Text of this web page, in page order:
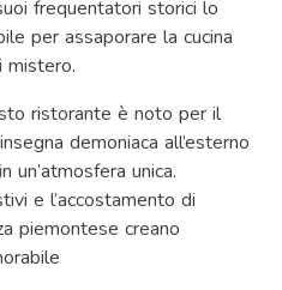
frequentatori storici lo
per assaporare la cucina
mistero.
ristorante è noto per il
demoniaca all’esterno
un’atmosfera unica.
e l’accostamento di
piemontese creano